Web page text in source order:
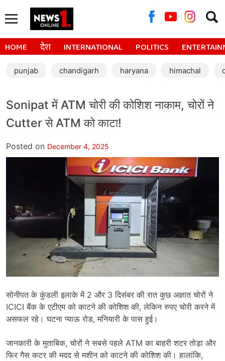
for:
HOME देश INTERNATIONAL POLITICS
punjab chandigarh haryana himachal
Sonipat में ATM चोरी की कोशिश नाकाम, चोरों ने
Cutter से ATM को काटा!
Posted on December 4, 2025
सोनीपत के कुंडली इलाके में 2 और 3 दिसंबर की रात कुछ अज्ञात चोरों ने
ICICI बैंक के एटीएम को काटने की कोशिश की, लेकिन रुपए चोरी करने में
असफल रहे। घटना प्याऊ रोड, मनियारी के पास हुई।
जानकारी के मुताबिक, चोरों ने सबसे पहले ATM का बाहरी शटर तोड़ा और
फिर गैस कटर की मदद से मशीन को काटने की कोशिश की। हालांकि,